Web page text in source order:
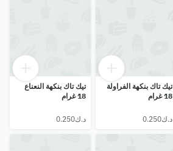
تيك تاك بنكهة الفراولة
18 غرام
⁦د.ك0.250⁩
تيك تاك بنكهة النعناع
18 غرام